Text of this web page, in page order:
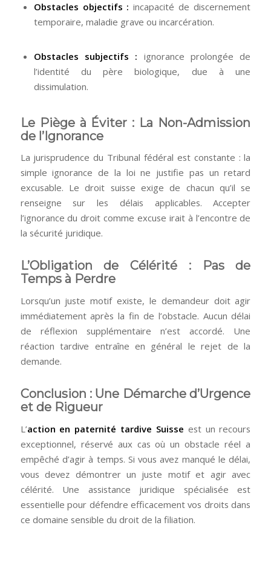
Obstacles objectifs : incapacité de discernement
temporaire, maladie grave ou incarcération.
Obstacles subjectifs : ignorance prolongée de
l’identité du père biologique, due à une
dissimulation.
Le Piège à Éviter : La Non-Admission
de l’Ignorance
La jurisprudence du Tribunal fédéral est constante : la
simple ignorance de la loi ne justifie pas un retard
excusable. Le droit suisse exige de chacun qu’il se
renseigne sur les délais applicables. Accepter
l’ignorance du droit comme excuse irait à l’encontre de
la sécurité juridique.
L’Obligation de Célérité : Pas de
Temps à Perdre
Lorsqu’un juste motif existe, le demandeur doit agir
immédiatement après la fin de l’obstacle. Aucun délai
de réflexion supplémentaire n’est accordé. Une
réaction tardive entraîne en général le rejet de la
demande.
Conclusion : Une Démarche d’Urgence
et de Rigueur
L’action en paternité tardive Suisse est un recours
exceptionnel, réservé aux cas où un obstacle réel a
empêché d’agir à temps. Si vous avez manqué le délai,
vous devez démontrer un juste motif et agir avec
célérité. Une assistance juridique spécialisée est
essentielle pour défendre efficacement vos droits dans
ce domaine sensible du droit de la filiation.